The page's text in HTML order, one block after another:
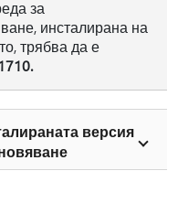
за
инсталирана на
трябва да е
версия